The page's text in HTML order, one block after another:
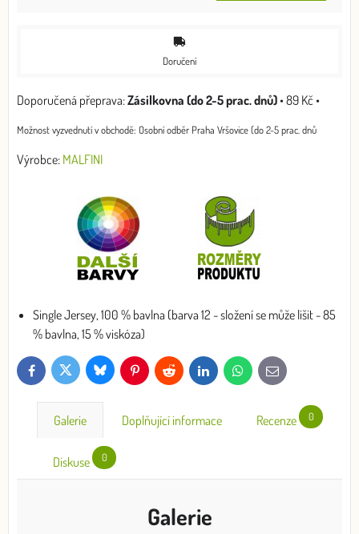
Doručení
Zásilkovna (do 2-5 prac. dnů)•89 Kč •
Osobní odběr Praha Vršovice (do 2-5 prac. dnů
Výrobce: MALFINI
Single Jersey, 100 % bavlna (barva 12 - složení se může lišit - 85
% bavlna, 15 % viskóza)
FacebookTwitter Bluesky PinterestReddit LinkedInWhatsApp
E-
mail
Galerie Doplňující informace Recenze 0
Diskuse 0
Galerie